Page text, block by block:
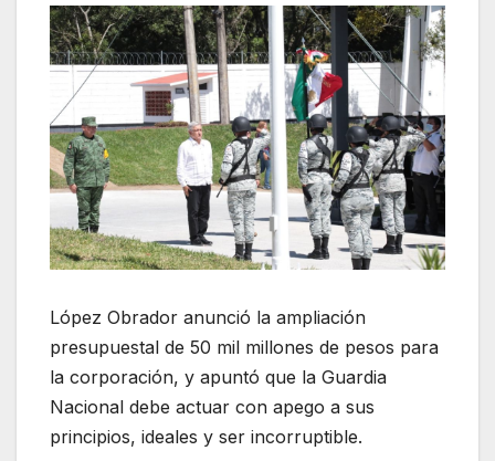
López Obrador anunció la ampliación
presupuestal de 50 mil millones de pesos para
la corporación, y apuntó que la Guardia
Nacional debe actuar con apego a sus
principios, ideales y ser incorruptible.